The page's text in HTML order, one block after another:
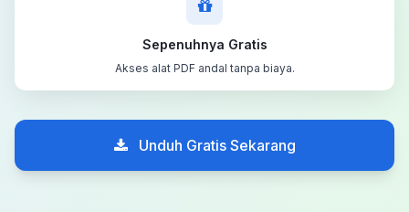
Sepenuhnya Gratis
Akses alat PDF andal tanpa biaya.
Unduh Gratis Sekarang